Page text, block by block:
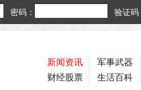
密码： 验证码
新闻资讯
财经股票
军事武器
生活百科